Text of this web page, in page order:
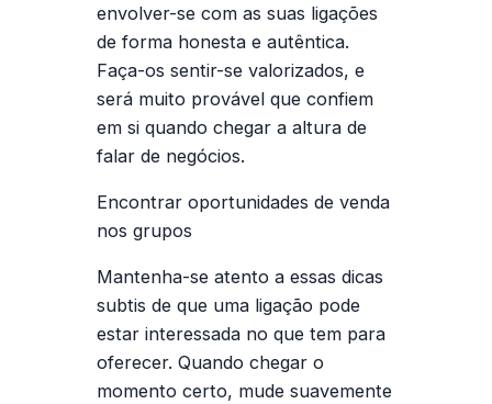
envolver-se com as suas ligações
de forma honesta e autêntica.
Faça-os sentir-se valorizados, e
será muito provável que confiem
em si quando chegar a altura de
falar de negócios.
Encontrar oportunidades de venda
nos grupos
Mantenha-se atento a essas dicas
subtis de que uma ligação pode
estar interessada no que tem para
oferecer. Quando chegar o
momento certo, mude suavemente